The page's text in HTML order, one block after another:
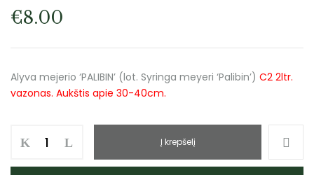
€8.00
Alyva mejerio ‘PALIBIN’ (lot. Syringa meyeri ‘Palibin’) C2 2ltr.
vazonas. Aukštis apie 30-40cm.
Į krepšelį